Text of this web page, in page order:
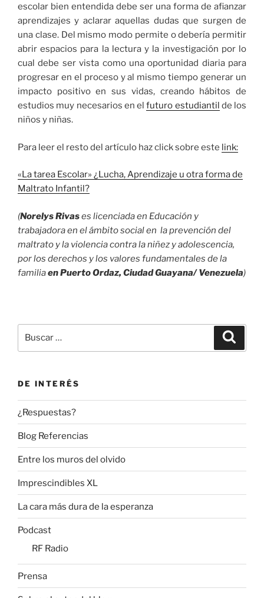
escolar bien entendida debe ser una forma de afianzar
aprendizajes y aclarar aquellas dudas que surgen de
una clase. Del mismo modo permite o debería permitir
abrir espacios para la lectura y la investigación por lo
cual debe ser vista como una oportunidad diaria para
progresar en el proceso y al mismo tiempo generar un
impacto positivo en sus vidas, creando hábitos de
estudios muy necesarios en elfuturo estudiantil de los
niños y niñas.
Para leer el resto del artículo haz click sobre este link:
«La tarea Escolar» ¿Lucha, Aprendizaje u otra forma de
Maltrato Infantil?
(Norelys Rivases licenciada en Educación y
trabajadora en el ámbito social en la prevención del
maltrato y la violencia contra la niñez y adolescencia,
por los derechos y los valores fundamentales de la
familiaen Puerto Ordaz, Ciudad Guayana/ Venezuela)
por:
DE INTERÉS
¿Respuestas?
Blog Referencias
Entre los muros del olvido
Imprescindibles XL
La cara más dura de la esperanza
Podcast
RF Radio
Prensa